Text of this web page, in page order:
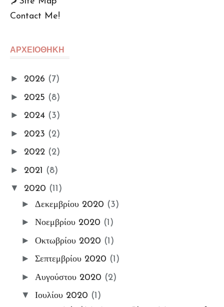
Contact Me!
Πολu. Απορρήτου (GDPR)
📌Info Πρόσβασης e-
🔑Enter My e-Library
Οι ΦωτοΣυμμετοχές Μου
Ομαδικές Εκθέσεις
Εκθέσεις
My Portfolio
Gallery
ΦωτοΘέματα
📸My Instant Photo Moments
#7_days_Insta_photos_collec
Ετικέτα: Προσεχώς!
ΑΡΧΕΙΟΘΗΚΗ
► 2026 (7)
► 2025 (8)
► 2024 (3)
► 2023 (2)
► 2022 (2)
► 2021 (8)
▼ 2020 (11)
► Δεκεμβρίου 2020 (3)
► Νοεμβρίου 2020 (1)
► Οκτωβρίου 2020 (1)
► Σεπτεμβρίου 2020 (1)
► Αυγούστου 2020 (2)
▼ Ιουλίου 2020 (1)